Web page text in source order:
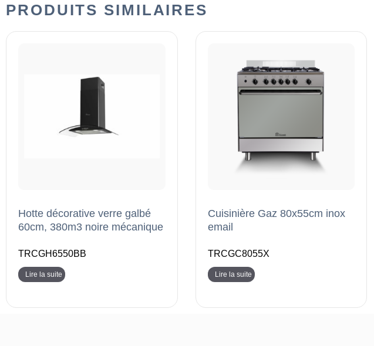
PRODUITS SIMILAIRES
Hotte décorative verre galbé
60cm, 380m3 noire mécanique
TRCGH6550BB
Lire la suite
Cuisinière Gaz 80x55cm inox
email
TRCGC8055X
Lire la suite